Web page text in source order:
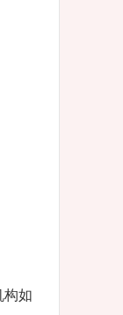
构如